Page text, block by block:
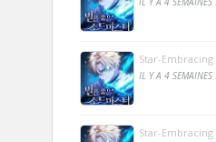
Star-
IL Y A 4 SEMAINES
Star-